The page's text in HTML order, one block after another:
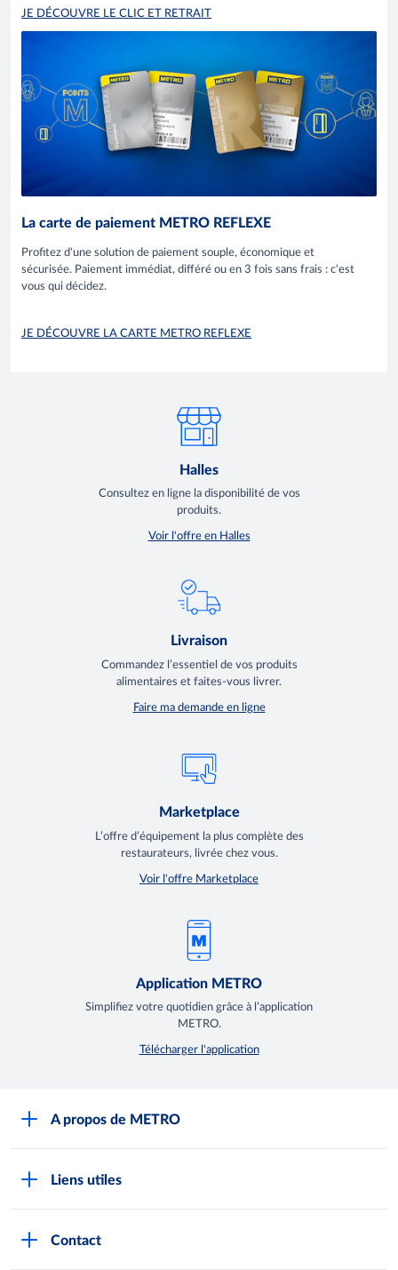
JE DÉCOUVRE LE CLIC ET RETRAIT
La carte de paiement METRO REFLEXE
Profitez d'une solution de paiement souple, économique et
sécurisée. Paiement immédiat, différé ou en 3 fois sans frais : c'est
vous qui décidez.
JE DÉCOUVRE LA CARTE METRO REFLEXE
Halles
Consultez en ligne la disponibilité de vos
produits.
Voir l'offre en Halles
Livraison
Commandez l’essentiel de vos produits
alimentaires et faites-vous livrer.
Faire ma demande en ligne
Marketplace
L’offre d’équipement la plus complète des
restaurateurs, livrée chez vous.
Voir l'offre Marketplace
Application METRO
Simplifiez votre quotidien grâce à l’application
METRO.
Télécharger l'application
A propos de METRO
Liens utiles
Contact